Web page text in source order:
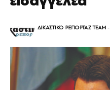
ΔΙΚΑΣΤΙΚΟ ΡΕΠΟΡΤΑΖ TEAM -